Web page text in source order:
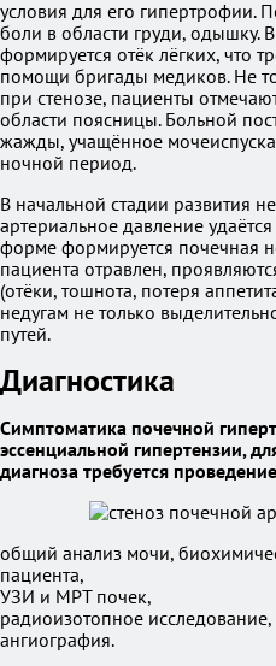
условия для его гипертрофии.
боли в области груди, одышку.
формируется отёк лёгких, что
помощи бригады медиков. Не
при стенозе, пациенты
области поясницы. Больной
жажды, учащённое
ночной период.
В начальной стадии развития
артериальное давление
форме формируется почечная
пациента отравлен,
(отёки, тошнота, потеря
недугам не только
путей.
Диагностика
Симптоматика почечной
эссенциальной гипертензии,
диагноза требуется
общий анализ мочи,
пациента,
УЗИ и МРТ почек,
радиоизотопное исследование,
ангиография.